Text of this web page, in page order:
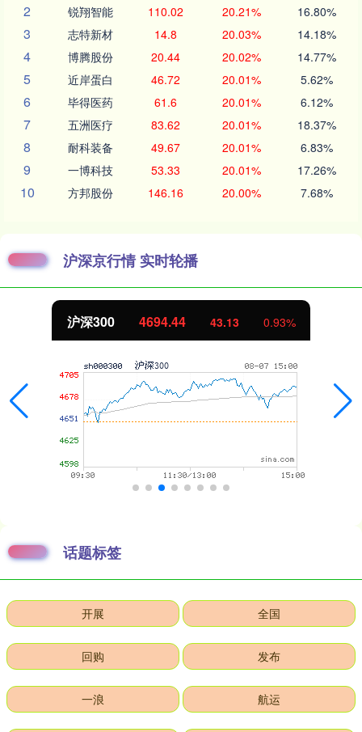
2 锐翔智能 110.02 20.21% 16.80%
3 志特新材 14.8 20.03% 14.18%
4 博腾股份 20.44 20.02% 14.77%
5 近岸蛋白 46.72 20.01% 5.62%
6 毕得医药 61.6 20.01% 6.12%
7 五洲医疗 83.62 20.01% 18.37%
8 耐科装备 49.67 20.01% 6.83%
9 一博科技 53.33 20.01% 17.26%
10 方邦股份 146.16 20.00% 7.68%
沪深京行情 实时轮播
沪深300 4694.44 43.13 0.93%
话题标签
开展 全国
回购 发布
一浪 航运